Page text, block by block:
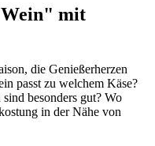
Wein" mit
die Genießerherzen
passt zu welchem Käse?
besonders gut? Wo
in der Nähe von